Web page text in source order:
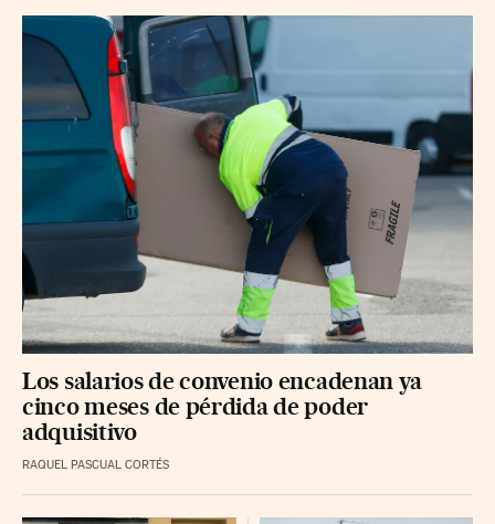
Los salarios de convenio encadenan ya
cinco meses de pérdida de poder
adquisitivo
RAQUEL PASCUAL CORTÉS